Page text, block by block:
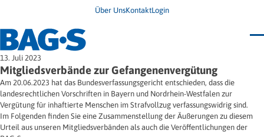
Über UnsKontaktLogin
Bundestagung 2026
Wo finde ich Hilfe?
News
Termine
Veröffentlichungen
Infodienst
Wegweiser
Jugendbroschüre
Unsere Themen
Angehörige
Ersatzfreiheitsstrafe
13. Juli 2023
Mitgliedsverbände zur Gefangenenvergütung
Am 20.06.2023 hat das Bundesverfassungsgericht entschieden, dass die
landesrechtlichen Vorschriften in Bayern und Nordrhein-Westfalen zur
Vergütung für inhaftierte Menschen im Strafvollzug verfassungswidrig sind.
Im Folgenden finden Sie eine Zusammenstellung der Äußerungen zu diesem
Urteil aus unseren Mitgliedsverbänden als auch die Veröffentlichungen der